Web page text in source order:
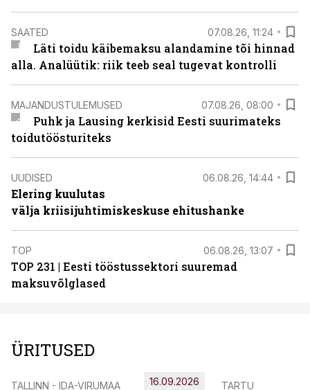
SAATED 07.08.26, 11:24
Läti toidu käibemaksu alandamine tõi hinnad
alla. Analüütik: riik teeb seal tugevat kontrolli
MAJANDUSTULEMUSED 07.08.26, 08:00
Puhk ja Lausing kerkisid Eesti suurimateks
toidutöösturiteks
UUDISED 06.08.26, 14:44
Elering kuulutas
välja kriisijuhtimiskeskuse ehitushanke
TOP 06.08.26, 13:07
TOP 231 | Eesti tööstussektori suuremad
maksuvõlglased
ÜRITUSED
TALLINN - IDA-VIRUMAA 16.09.2026 TARTU